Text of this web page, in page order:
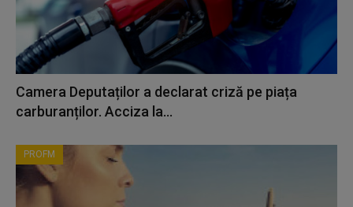
Camera Deputaților a declarat criză pe piața
carburanților. Acciza la...
PROFM